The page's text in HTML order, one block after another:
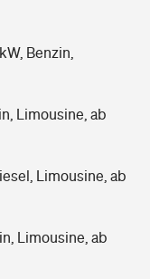
Benzin,
Limousine, ab
Limousine, ab
Limousine, ab